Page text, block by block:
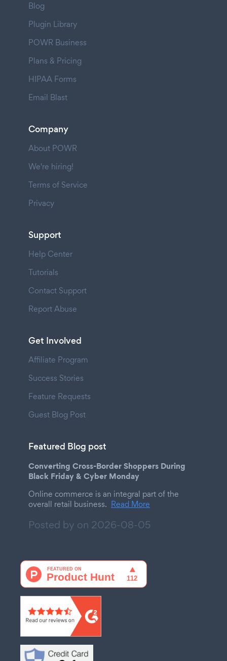
Blog
Plugin Library
POWR Business
Plans & Pricing
HIPAA Forms
Email Blast
Company
About POWR
We're hiring!
Terms of Service
Privacy
Support
Help Center
Tutorials
Contact Support
Report Abuse
Get Involved
Affiliate Program
Success Stories
Feature Requests
Guest Blog Post
Featured Blog post
Converting Cross-Border Shoppers During
Black Friday & Cyber Monday
Online commerce is an integral part of the
overall retail business. Read More
Posted by on 2026-08-05